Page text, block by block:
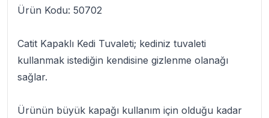
Ürün Kodu: 50702
Catit Kapaklı Kedi Tuvaleti; kediniz tuvaleti
kullanmak istediğin kendisine gizlenme olanağı
sağlar.
Ürünün büyük kapağı kullanım için olduğu kadar